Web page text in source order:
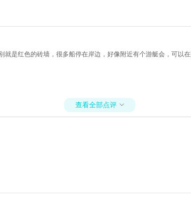
是红色的砖墙，很多船停在岸边，好像附近有个游艇会，可以
查看全部点评 